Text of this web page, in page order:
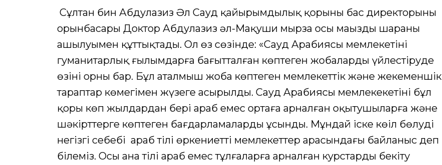
Сұлтан бин Абдулазиз Әл Сауд қайырымдылық қорының бас директорының
орынбасары Доктор Абдулазиз әл-Мақуши мырза осы маңызды шараның
ашылуымен құттықтады. Ол өз сөзінде: «Сауд Арабиясы мемлекетінің
гуманитарлық ғылымдарға бағытталған көптеген жобаларды үйлестіруде
өзінің орны бар. Бұл аталмыш жоба көптеген мемлекеттік және жекеменшік
тараптар көмегімен жүзеге асырылды. Сауд Арабиясы мемлекекетінің бұл
қоры көп жылдардан бері араб емес ортаға арналған оқытушыларға және
шәкірттерге көптеген бағдарламаларды ұсынды. Мұндай іске көңіл бөлудің
негізгі себебі араб тілі өркениетті мемлекеттер арасындағы байланыс деп
білеміз. Осы ана тілі араб емес тұлғаларға арналған курстарды бекіту